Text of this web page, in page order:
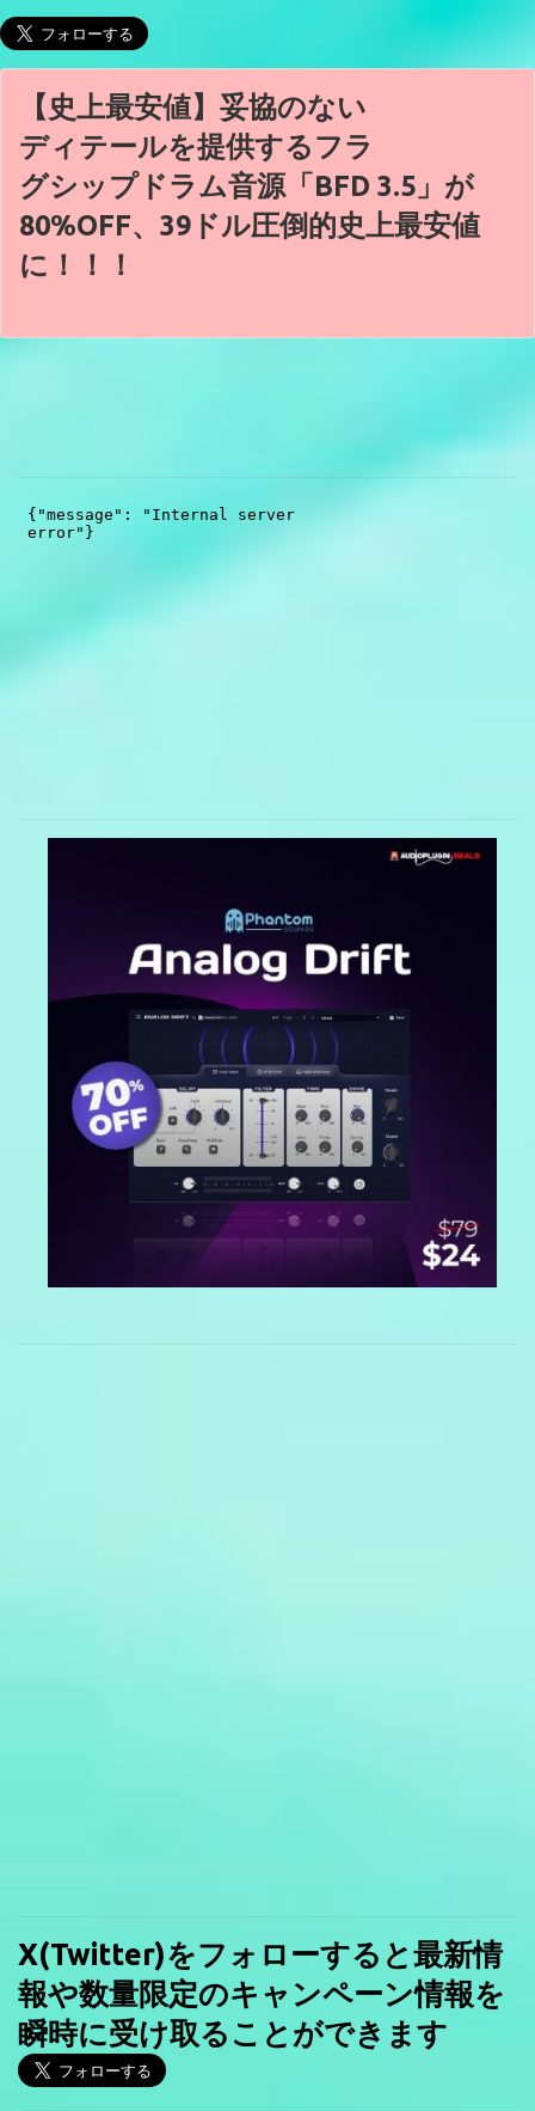
【史上最安値】妥協のない
ディテールを提供するフラ
グシップドラム音源「BFD 3.5」が
80%OFF、39ドル圧倒的史上最安値
に！！！
X(Twitter)をフォローすると最新情
報や数量限定のキャンペーン情報を
瞬時に受け取ることができます